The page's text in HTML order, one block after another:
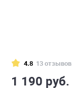
4.8 13 отзывов
1 190 руб.